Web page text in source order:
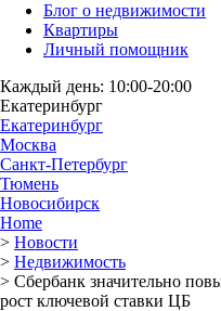
Блог о недвижимости
Квартиры
Личный помощник
Каждый день: 10:00-20:00
Екатеринбург
Екатеринбург
Москва
Санкт-Петербург
Тюмень
Новосибирск
Home
> Новости
> Недвижимость
> Сбербанк значительно
рост ключевой ставки ЦБ